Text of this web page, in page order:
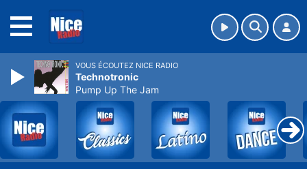
VOUS ÉCOUTEZ NICE RADIO
Technotronic
Pump Up The Jam